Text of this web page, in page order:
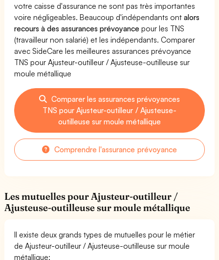
votre caisse d'assurance ne sont pas très importantes
voire négligeables. Beaucoup d'indépendants ontalors
recours à des assurances prévoyance pour les TNS
(travailleur non salarié) et les indépendants. Comparer
avec SideCare les meilleures assurances prévoyance
TNS pour Ajusteur-outilleur / Ajusteuse-outilleuse sur
moule métallique
Comparer les assurances prévoyances
TNS pour Ajusteur-outilleur / Ajusteuse-
outilleuse sur moule métallique
Comprendre l'assurance prévoyance
Les mutuelles pour Ajusteur-outilleur /
Ajusteuse-outilleuse sur moule métallique
Il existe deux grands types de mutuelles pour le métier
de Ajusteur-outilleur / Ajusteuse-outilleuse sur moule
métallique: